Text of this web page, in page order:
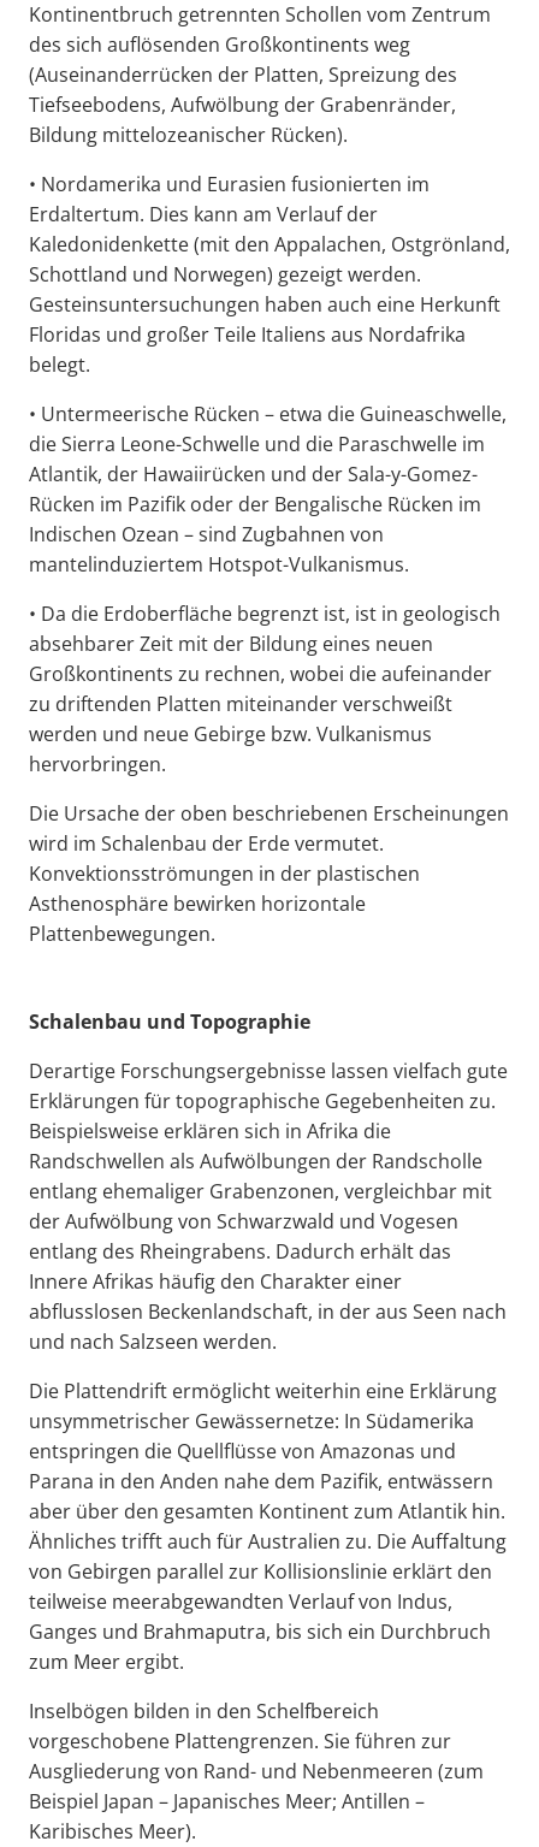
Kontinentbruch getrennten Schollen vom Zentrum
des sich auflösenden Großkontinents weg
(Auseinanderrücken der Platten, Spreizung des
Tiefseebodens, Aufwölbung der Grabenränder,
Bildung mittelozeanischer Rücken).
• Nordamerika und Eurasien fusionierten im
Erdaltertum. Dies kann am Verlauf der
Kaledonidenkette (mit den Appalachen, Ostgrönland,
Schottland und Norwegen) gezeigt werden.
Gesteinsuntersuchungen haben auch eine Herkunft
Floridas und großer Teile Italiens aus Nordafrika
belegt.
• Untermeerische Rücken – etwa die Guineaschwelle,
die Sierra Leone-Schwelle und die Paraschwelle im
Atlantik, der Hawaiirücken und der Sala-y-Gomez-
Rücken im Pazifik oder der Bengalische Rücken im
Indischen Ozean – sind Zugbahnen von
mantelinduziertem Hotspot-Vulkanismus.
• Da die Erdoberfläche begrenzt ist, ist in geologisch
absehbarer Zeit mit der Bildung eines neuen
Großkontinents zu rechnen, wobei die aufeinander
zu driftenden Platten miteinander verschweißt
werden und neue Gebirge bzw. Vulkanismus
hervorbringen.
Die Ursache der oben beschriebenen Erscheinungen
wird im Schalenbau der Erde vermutet.
Konvektionsströmungen in der plastischen
Asthenosphäre bewirken horizontale
Plattenbewegungen.
Schalenbau und Topographie
Derartige Forschungsergebnisse lassen vielfach gute
Erklärungen für topographische Gegebenheiten zu.
Beispielsweise erklären sich in Afrika die
Randschwellen als Aufwölbungen der Randscholle
entlang ehemaliger Grabenzonen, vergleichbar mit
der Aufwölbung von Schwarzwald und Vogesen
entlang des Rheingrabens. Dadurch erhält das
Innere Afrikas häufig den Charakter einer
abflusslosen Beckenlandschaft, in der aus Seen nach
und nach Salzseen werden.
Die Plattendrift ermöglicht weiterhin eine Erklärung
unsymmetrischer Gewässernetze: In Südamerika
entspringen die Quellflüsse von Amazonas und
Parana in den Anden nahe dem Pazifik, entwässern
aber über den gesamten Kontinent zum Atlantik hin.
Ähnliches trifft auch für Australien zu. Die Auffaltung
von Gebirgen parallel zur Kollisionslinie erklärt den
teilweise meerabgewandten Verlauf von Indus,
Ganges und Brahmaputra, bis sich ein Durchbruch
zum Meer ergibt.
Inselbögen bilden in den Schelfbereich
vorgeschobene Plattengrenzen. Sie führen zur
Ausgliederung von Rand- und Nebenmeeren (zum
Beispiel Japan – Japanisches Meer; Antillen –
Karibisches Meer).